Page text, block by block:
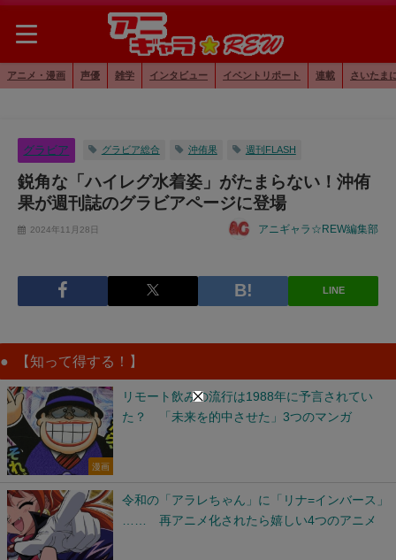
アニメ・漫画 声優 雑学 インタビュー イベントリポート 連載 さいたま
グラビア グラビア総合 沖侑果 週刊FLASH
鋭角な「ハイレグ水着姿」がたまらない！沖侑
果が週刊誌のグラビアページに登場
2024年11月28日 アニギャラ☆REW編集部
LINE
【知って得する！】
漫画
リモート飲みの流行は1988年に予言されてい
た？ 「未来を的中させた」3つのマンガ
令和の「アラレちゃん」に「リナ=インバース」
…… 再アニメ化されたら嬉しい4つのアニメ